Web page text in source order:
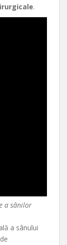
.
a sânilor
a sânului